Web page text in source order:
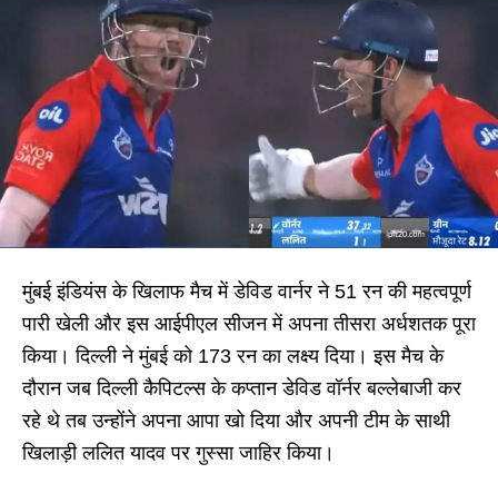
मुंबई इंडियंस के खिलाफ मैच में डेविड वार्नर ने 51 रन की महत्वपूर्ण
पारी खेली और इस आईपीएल सीजन में अपना तीसरा अर्धशतक पूरा
किया। दिल्ली ने मुंबई को 173 रन का लक्ष्य दिया। इस मैच के
दौरान जब दिल्ली कैपिटल्स के कप्तान डेविड वॉर्नर बल्लेबाजी कर
रहे थे तब उन्होंने अपना आपा खो दिया और अपनी टीम के साथी
खिलाड़ी ललित यादव पर गुस्सा जाहिर किया।